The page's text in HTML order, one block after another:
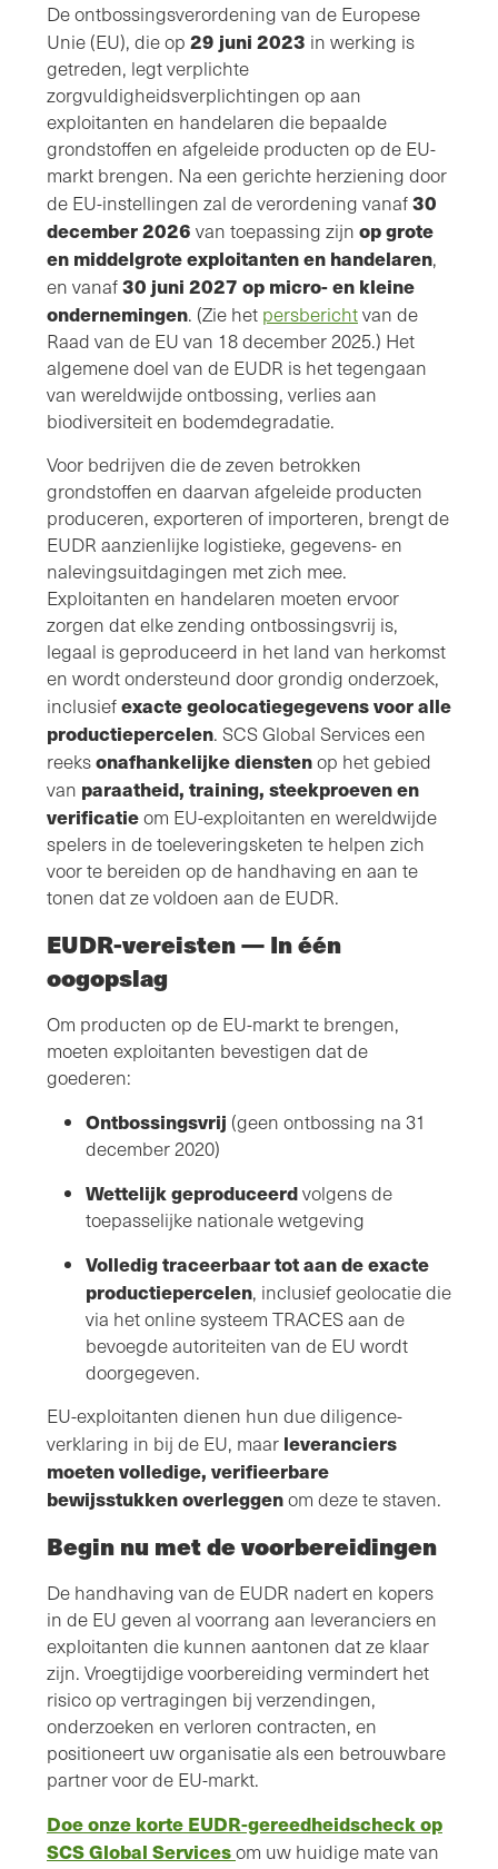
De ontbossingsverordening van de Europese
Unie (EU), die op 29 juni 2023 in werking is
getreden, legt verplichte
zorgvuldigheidsverplichtingen op aan
exploitanten en handelaren die bepaalde
grondstoffen en afgeleide producten op de EU-
markt brengen. Na een gerichte herziening door
de EU-instellingen zal de verordening vanaf30
december 2026 van toepassing zijn op grote
en middelgrote exploitanten en handelaren,
en vanaf30 juni 2027 op micro- en kleine
ondernemingen. (Zie het persberichtvan de
Raad van de EU van 18 december 2025.) Het
algemene doel van de EUDR is het tegengaan
van wereldwijde ontbossing, verlies aan
biodiversiteit en bodemdegradatie.
Voor bedrijven die de zeven betrokken
grondstoffen en daarvan afgeleide producten
produceren, exporteren of importeren, brengt de
EUDR aanzienlijke logistieke, gegevens- en
nalevingsuitdagingen met zich mee.
Exploitanten en handelaren moeten ervoor
zorgen dat elke zending ontbossingsvrij is,
legaal is geproduceerd in het land van herkomst
en wordt ondersteund door grondig onderzoek,
inclusiefexacte geolocatiegegevens voor alle
productiepercelen. SCS Global Services een
reeksonafhankelijke dienstenop het gebied
van paraatheid, training, steekproeven en
verificatieom EU-exploitanten en wereldwijde
spelers in de toeleveringsketen te helpen zich
voor te bereiden op de handhaving en aan te
tonen dat ze voldoen aan de EUDR.
EUDR-vereisten — In één
oogopslag
Om producten op de EU-markt te brengen,
moeten exploitanten bevestigen dat de
goederen:
Ontbossingsvrij (geen ontbossing na 31
december 2020)
Wettelijk geproduceerdvolgens de
toepasselijke nationale wetgeving
Volledig traceerbaar tot aan de exacte
productiepercelen, inclusief geolocatie die
via het online systeem TRACES aan de
bevoegde autoriteiten van de EU wordt
doorgegeven.
EU-exploitanten dienen hun due diligence-
verklaring in bij de EU, maar leveranciers
moeten volledige, verifieerbare
bewijsstukken overleggenom deze te staven.
Begin nu met de voorbereidingen
De handhaving van de EUDR nadert en kopers
in de EU geven al voorrang aan leveranciers en
exploitanten die kunnen aantonen dat ze klaar
zijn. Vroegtijdige voorbereiding vermindert het
risico op vertragingen bij verzendingen,
onderzoeken en verloren contracten, en
positioneert uw organisatie als een betrouwbare
partner voor de EU-markt.
Doe onze korte EUDR-gereedheidscheck op
SCS Global Servicesom uw huidige mate van